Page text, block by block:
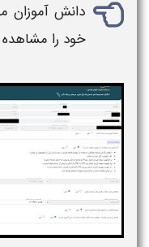
دانش آموزان
خود را مشاهده